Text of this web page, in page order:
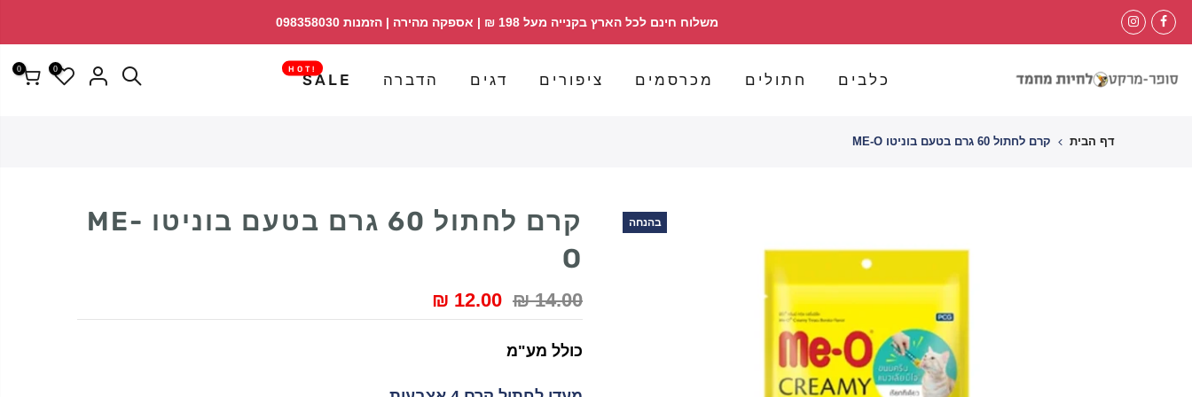
דלג
לתוכן
משלוח חינם לכל הארץ בקנייה מעל 198 ₪ | אספקה מהירה | הזמנות 098358030
כלבים חתולים מכרסמים ציפורים דגים הדברה SALE
!HOT
0
0
דף הבית קרם לחתול 60 גרם בטעם בוניטו ME-O
בהנחה
קרם לחתול 60 גרם בטעם בוניטו ME-
O
14.00 ₪
12.00 ₪
כולל מע"מ